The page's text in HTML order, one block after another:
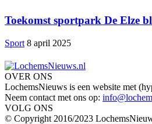
Toekomst sportpark De Elze
Sport 8 april 2025
OVER ONS
LochemsNieuws is een website met
Neem contact met ons op:
VOLG ONS
© Copyright 2016/2023